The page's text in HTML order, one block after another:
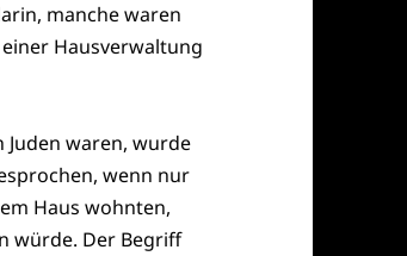
manche waren
Hausverwaltung
waren, wurde
wenn nur
Haus wohnten,
würde. Der Begriff